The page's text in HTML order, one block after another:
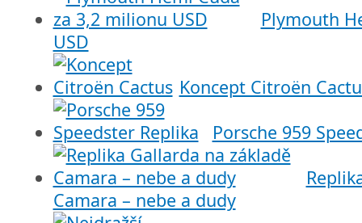
Plymouth
USD
Koncept Citroën
Porsche 959
Camara – nebe a dudy